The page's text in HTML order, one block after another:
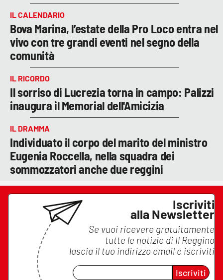
IL CALENDARIO
Bova Marina, l’estate della Pro Loco entra nel
vivo con tre grandi eventi nel segno della
comunità
IL RICORDO
Il sorriso di Lucrezia torna in campo: Palizzi
inaugura il Memorial dell'Amicizia
IL DRAMMA
Individuato il corpo del marito del ministro
Eugenia Roccella, nella squadra dei
sommozzatori anche due reggini
Iscriviti
alla Newsletter
Se vuoi ricevere gratuitamente
tutte le notizie di Il Reggino
lascia il tuo indirizzo email e iscriviti
Iscriviti